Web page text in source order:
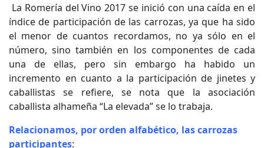
La Romería del Vino 2017 se inició con una caída en el
índice de participación de las carrozas, ya que ha sido
el menor de cuantos recordamos, no ya sólo en el
número, sino también en los componentes de cada
una de ellas, pero sin embargo ha habido un
incremento en cuanto a la participación de jinetes y
caballistas se refiere, se nota que la asociación
caballista alhameña “La elevada” se lo trabaja.
Relacionamos, por orden alfabético, las carrozas
participantes: